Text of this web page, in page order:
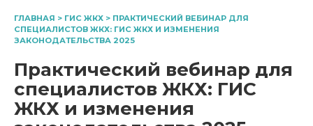
ГЛАВНАЯ > ГИС ЖКХ > ПРАКТИЧЕСКИЙ ВЕБИНАР ДЛЯ
СПЕЦИАЛИСТОВ ЖКХ: ГИС ЖКХ И ИЗМЕНЕНИЯ
ЗАКОНОДАТЕЛЬСТВА 2025
Практический вебинар для
специалистов ЖКХ: ГИС
ЖКХ и изменения